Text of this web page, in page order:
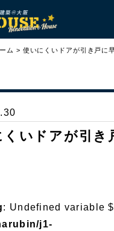
ム > 使いにくいドアが引き戸に
くいドアが引き
: Undefined variable
j1-